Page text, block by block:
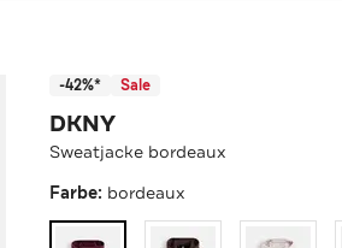
-42%* Sale
DKNY
Sweatjacke bordeaux
Farbe: bordeaux